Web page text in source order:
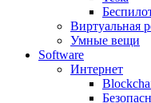
Виртуальная
Умные вещи
Software
Интернет